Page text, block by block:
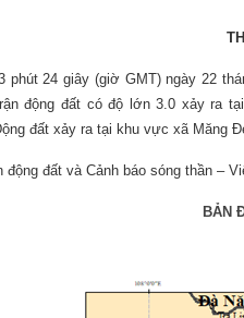
phút 24 giây (giờ GMT) ngày 22
động đất có độ lớn 3.0 xảy ra
đất xảy ra tại khu vực xã Măng
động đất và Cảnh báo sóng thần –
BẢN